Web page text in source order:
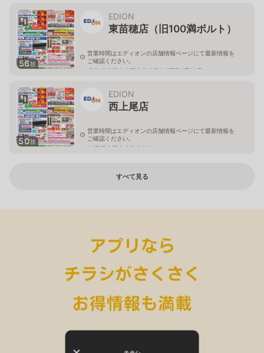
56枚
EDION
東苗穂店（旧100満ボルト）
営業時間はエディオンの店舗情報ページにて最新情報を
ご確認ください。
北海道札幌市東区東苗穂三条2丁目5番20号
50枚
EDION
西上尾店
営業時間はエディオンの店舗情報ページにて最新情報を
ご確認ください。
埼玉県上尾市小敷谷809-1
すべて見る